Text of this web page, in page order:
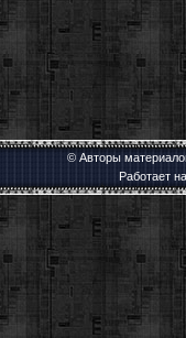
© Авторы
Работает